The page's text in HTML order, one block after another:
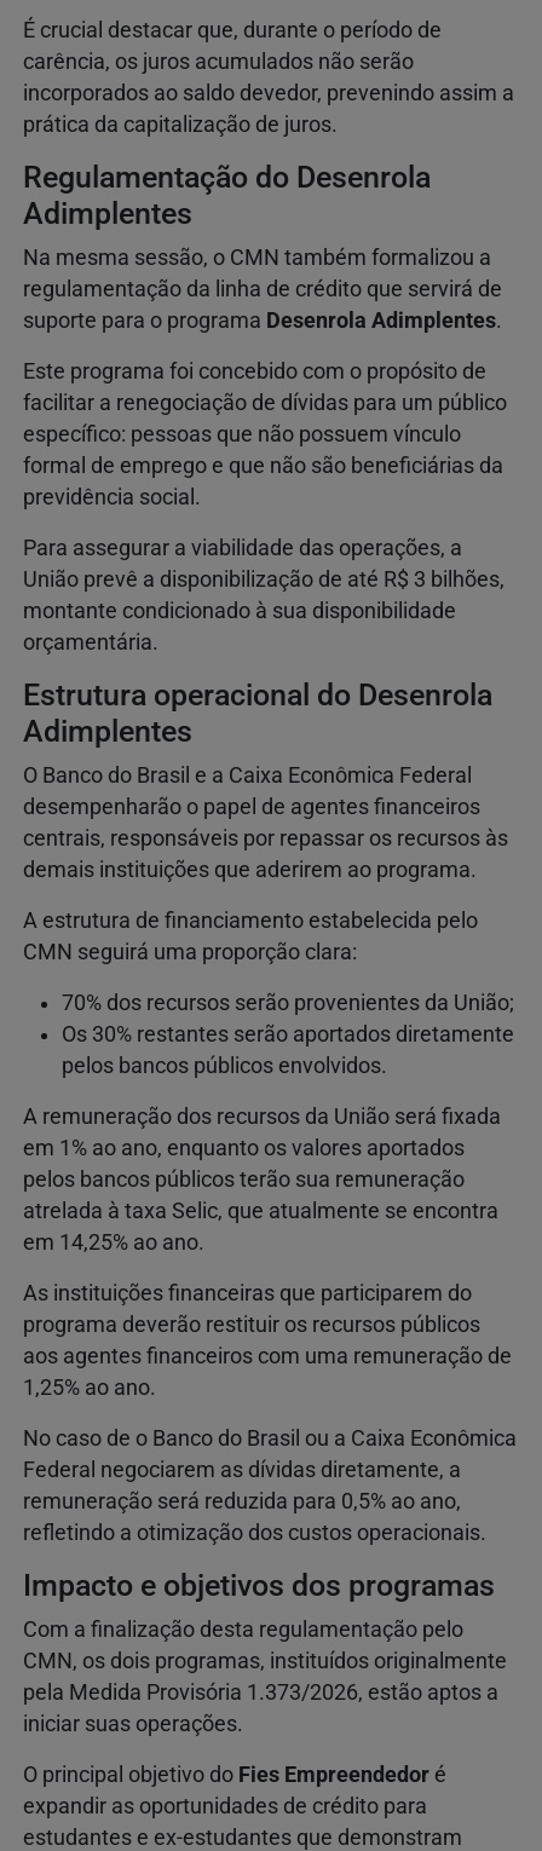
É crucial destacar que, durante o período de
carência, os juros acumulados não serão
incorporados ao saldo devedor, prevenindo assim a
prática da capitalização de juros.
Regulamentação do Desenrola
Adimplentes
Na mesma sessão, o CMN também formalizou a
regulamentação da linha de crédito que servirá de
suporte para o programa Desenrola Adimplentes.
Este programa foi concebido com o propósito de
facilitar a renegociação de dívidas para um público
específico: pessoas que não possuem vínculo
formal de emprego e que não são beneficiárias da
previdência social.
Para assegurar a viabilidade das operações, a
União prevê a disponibilização de até R$ 3 bilhões,
montante condicionado à sua disponibilidade
orçamentária.
Estrutura operacional do Desenrola
Adimplentes
O Banco do Brasil e a Caixa Econômica Federal
desempenharão o papel de agentes financeiros
centrais, responsáveis por repassar os recursos às
demais instituições que aderirem ao programa.
A estrutura de financiamento estabelecida pelo
CMN seguirá uma proporção clara:
70% dos recursos serão provenientes da União;
Os 30% restantes serão aportados diretamente
pelos bancos públicos envolvidos.
A remuneração dos recursos da União será fixada
em 1% ao ano, enquanto os valores aportados
pelos bancos públicos terão sua remuneração
atrelada à taxa Selic, que atualmente se encontra
em 14,25% ao ano.
As instituições financeiras que participarem do
programa deverão restituir os recursos públicos
aos agentes financeiros com uma remuneração de
1,25% ao ano.
No caso de o Banco do Brasil ou a Caixa Econômica
Federal negociarem as dívidas diretamente, a
remuneração será reduzida para 0,5% ao ano,
refletindo a otimização dos custos operacionais.
Impacto e objetivos dos programas
Com a finalização desta regulamentação pelo
CMN, os dois programas, instituídos originalmente
pela Medida Provisória 1.373/2026, estão aptos a
iniciar suas operações.
O principal objetivo do Fies Empreendedor é
expandir as oportunidades de crédito para
estudantes e ex-estudantes que demonstram